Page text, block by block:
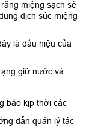
miệng sạch sẽ
dịch súc miệng
là dấu hiệu của
giữ nước và
báo kịp thời các
dẫn quản lý tác